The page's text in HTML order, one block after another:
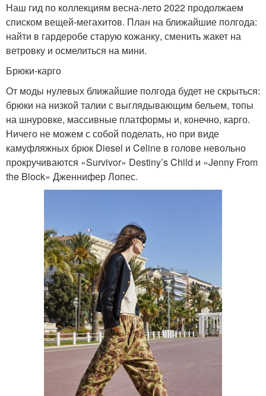
Наш гид по коллекциям весна-лето 2022 продолжаем
списком вещей-мегахитов. План на ближайшие полгода:
найти в гардеробе старую кожанку, сменить жакет на
ветровку и осмелиться на мини.
Брюки-карго
От моды нулевых ближайшие полгода будет не скрыться:
брюки на низкой талии с выглядывающим бельем, топы
на шнуровке, массивные платформы и, конечно, карго.
Ничего не можем с собой поделать, но при виде
камуфляжных брюк Diesel и Celine в голове невольно
прокручиваются «Survivor» Destiny’s Child и «Jenny From
the Block» Дженнифер Лопес.